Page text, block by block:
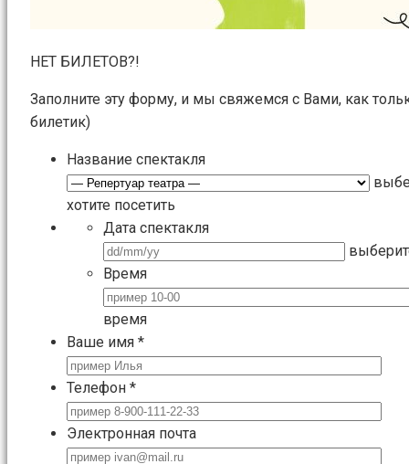
НЕТ БИЛЕТОВ?!
Заполните эту форму, и мы свяжемся с Вами, как
билетик)
Название спектакля
хотите посетить
Дата спектакля
Время
время
Ваше имя *
Телефон *
Электронная почта